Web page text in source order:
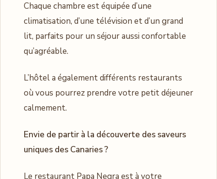
Chaque chambre est équipée d’une
climatisation, d’une télévision et d’un grand
lit, parfaits pour un séjour aussi confortable
qu’agréable.
L’hôtel a également différents restaurants
où vous pourrez prendre votre petit déjeuner
calmement.
Envie de partir à la découverte des saveurs
uniques des Canaries ?
Le restaurant Papa Negra est à votre